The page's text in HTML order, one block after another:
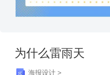
为什么雷雨天
海报设计 >